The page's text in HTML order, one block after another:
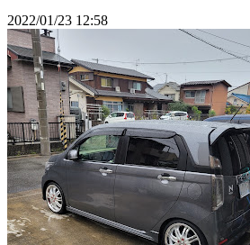
2022/01/23 12:58